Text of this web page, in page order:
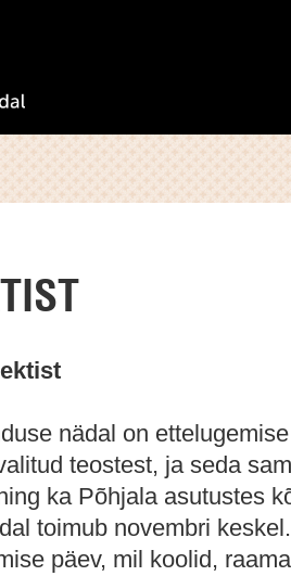
nädal on
teostest, ja seda
ka Põhjala asutustes
toimub novembri
päev, mil koolid,